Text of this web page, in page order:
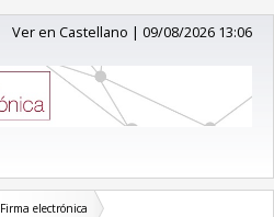
Ver en Castellano |09/08/2026 13:06
Firma electrónica